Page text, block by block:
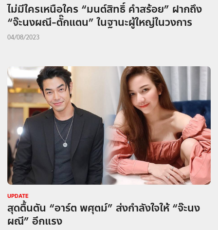
ไม่มีใครเหนือใคร “มนต์สิทธิ์ คำสร้อย” ฝากถึง
“จ๊ะนงผณี-ตั๊กแตน” ในฐานะผู้ใหญ่ในวงการ
04/08/2023
UPDATE
สุดตื้นตัน “อาร์ต พศุตม์” ส่งกำลังใจให้ “จ๊ะนง
ผณี” อีกแรง